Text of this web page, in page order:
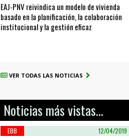
EAJ-PNV reivindica un modelo de vivienda
basado en la planificación, la colaboración
institucional y la gestión eficaz
VER TODAS LAS NOTICIAS
Noticias más vistas...
EBB 12/04/2019